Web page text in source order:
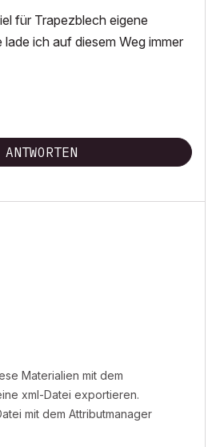
für Trapezblech eigene
lade ich auf diesem Weg immer
ANTWORTEN
Materialien mit dem
xml-Datei exportieren.
mit dem Attributmanager